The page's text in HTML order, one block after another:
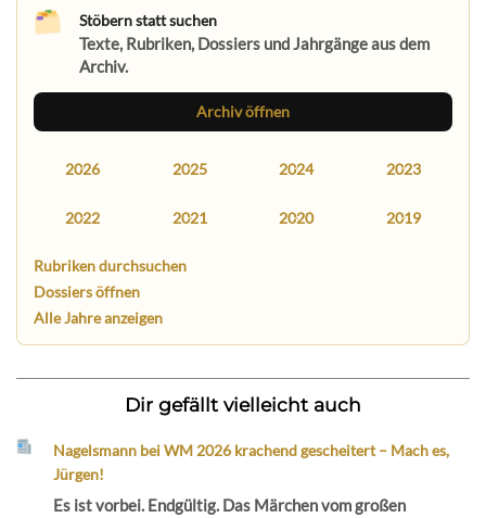
Stöbern statt suchen
Texte, Rubriken, Dossiers und Jahrgänge aus dem
Archiv.
Archiv öffnen
2026 2025 2024 2023
2022 2021 2020 2019
Rubriken durchsuchen
Dossiers öffnen
Alle Jahre anzeigen
Dir gefällt vielleicht auch
Nagelsmann bei WM 2026 krachend gescheitert – Mach es,
Jürgen!
Es ist vorbei. Endgültig. Das Märchen vom großen